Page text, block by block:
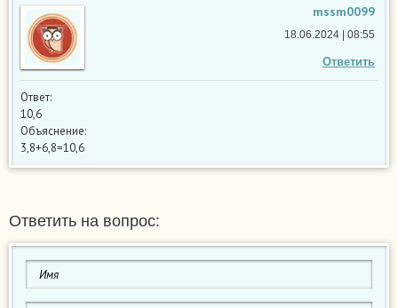
mssm0099
Ответить
18.06.2024 | 08:55
Ответ:
10,6
Объяснение:
3,8+6,8=10,6
Ответить на вопрос: